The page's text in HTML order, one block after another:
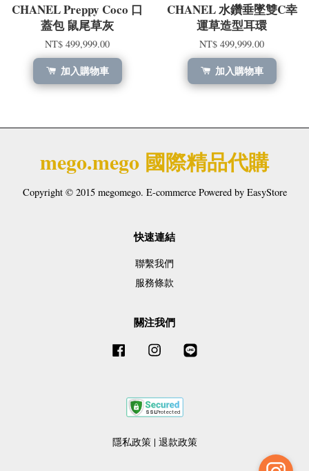
CHANEL Preppy Coco 口
蓋包 鼠尾草灰
NT$ 499,999.00
加入購物車
CHANEL 水鑽垂墜雙C幸
運草造型耳環
NT$ 499,999.00
加入購物車
mego.mego 國際精品代購
Copyright © 2015 megomego. E-commerce Powered by EasyStore
快速連結
聯繫我們
服務條款
關注我們
Facebook Instagram
隱私政策| 退款政策